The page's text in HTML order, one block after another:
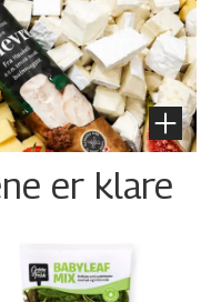
er klare